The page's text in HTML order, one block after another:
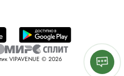
VIPAVENUE © 2026